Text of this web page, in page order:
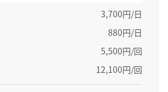
3,700円/日
880円/日
5,500円/回
12,100円/回